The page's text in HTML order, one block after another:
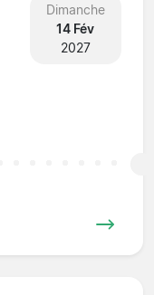
Dimanche
14 Fév
2027